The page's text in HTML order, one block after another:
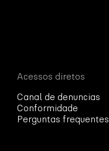
Acessos diretos
Canal de denuncias
Conformidade
Perguntas frequentes